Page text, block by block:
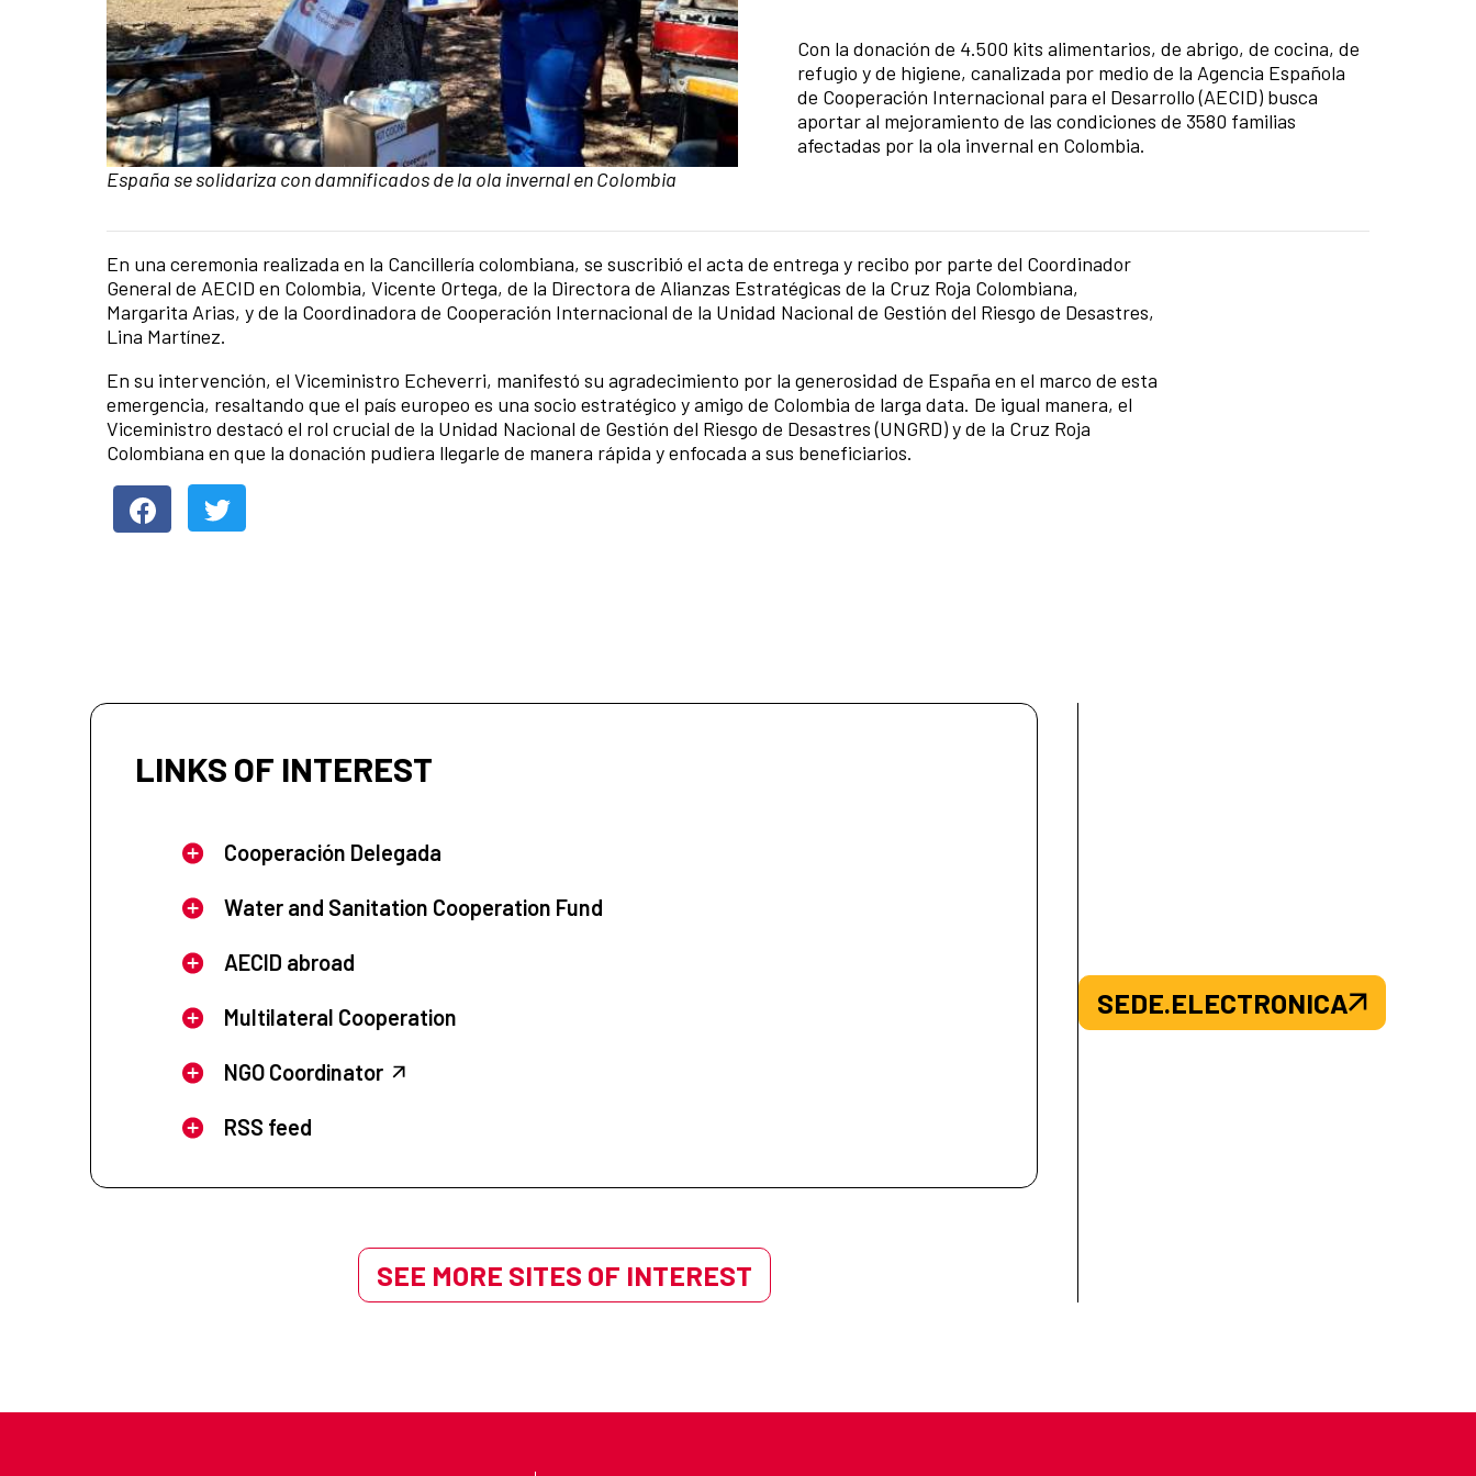
Caption:
España se solidariza con damnificados de la ola invernal en Colombia
Con la donación de 4.500 kits alimentarios, de abrigo, de cocina, de
refugio y de higiene, canalizada por medio de la Agencia Española
de Cooperación Internacional para el Desarrollo (AECID) busca
aportar al mejoramiento de las condiciones de 3580 familias
afectadas por la ola invernal en Colombia.
News content
En una ceremonia realizada en la Cancillería colombiana, se suscribió el acta de entrega y recibo por parte del Coordinador
General de AECID en Colombia, Vicente Ortega, de la Directora de Alianzas Estratégicas de la Cruz Roja Colombiana,
Margarita Arias, y de la Coordinadora de Cooperación Internacional de la Unidad Nacional de Gestión del Riesgo de Desastres,
Lina Martínez.
En su intervención, el Viceministro Echeverri, manifestó su agradecimiento por la generosidad de España en el marco de esta
emergencia, resaltando que el país europeo es una socio estratégico y amigo de Colombia de larga data. De igual manera, el
Viceministro destacó el rol crucial de la Unidad Nacional de Gestión del Riesgo de Desastres (UNGRD) y de la Cruz Roja
Colombiana en que la donación pudiera llegarle de manera rápida y enfocada a sus beneficiarios.
LINKS OF INTEREST
Cooperación Delegada
Water and Sanitation Cooperation Fund
AECID abroad
Multilateral Cooperation
NGO Coordinator
RSS feed
SEE MORE SITES OF INTEREST
SEDE.ELECTRONICA